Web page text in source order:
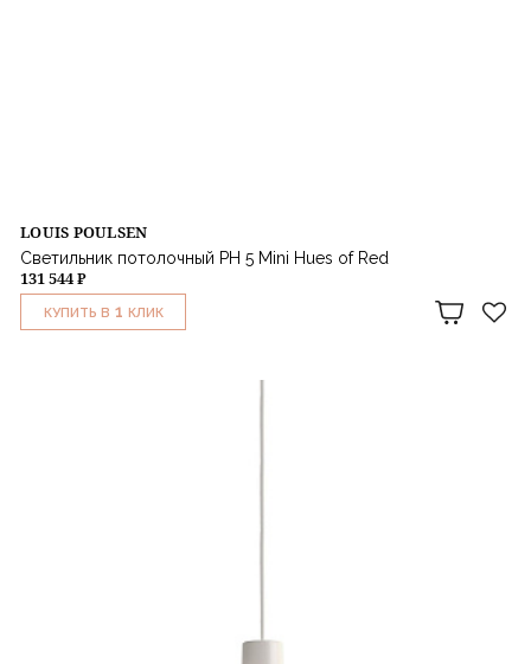
LOUIS POULSEN
Светильник потолочный PH 5 Mini Hues of Red
131 544 ₽
КУПИТЬ В 1 КЛИК